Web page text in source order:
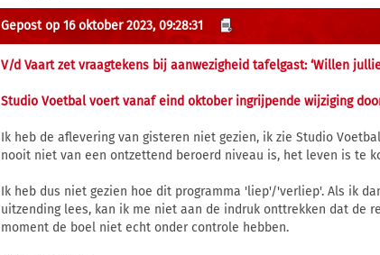
Gepost op 16 oktober 2023, 09:28:31
V/d Vaart zet vraagtekens bij aanwezigheid tafelgast: ‘Willen
Studio Voetbal voert vanaf eind oktober ingrijpende wijziging
Ik heb de aflevering van gisteren niet gezien, ik zie Studio
nooit niet van een ontzettend beroerd niveau is, het leven is te
Ik heb dus niet gezien hoe dit programma 'liep'/'verliep'. Als ik
uitzending lees, kan ik me niet aan de indruk onttrekken dat de
moment de boel niet echt onder controle hebben.